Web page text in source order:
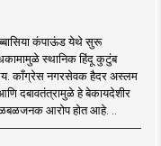
कंपाऊंड येथे सुरू
स्थानिक हिंदू कुटुंब
काँग्रेस नगरसेवक हैदर अस्लम
दबावतंत्रामुळे हे बेकायदेशीर
आरोप होत आहे. ..